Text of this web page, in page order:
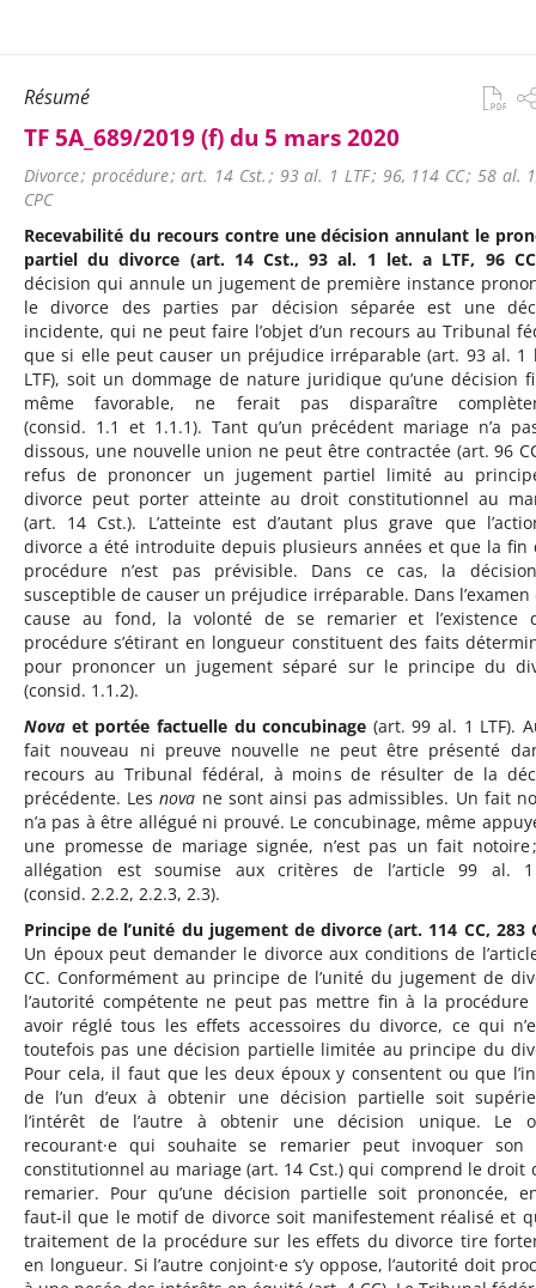
Résumé
TF 5A_689/2019 (f) du 5 mars 2020
Divorce ; procédure ; art. 14 Cst. ; 93 al. 1 LTF ; 96, 114 CC ; 58 al.
CPC
Recevabilité du recours contre une décision annulant le
partiel du divorce (art. 14 Cst., 93 al. 1 let. a LTF, 96
décision qui annule un jugement de première instance
le divorce des parties par décision séparée est une
incidente, qui ne peut faire l’objet d’un recours au Tribunal
que si elle peut causer un préjudice irréparable (art. 93 al. 1
LTF), soit un dommage de nature juridique qu’une décision
même favorable, ne ferait pas disparaître
(consid. 1.1 et 1.1.1). Tant qu’un précédent mariage n’a
dissous, une nouvelle union ne peut être contractée (art. 96
refus de prononcer un jugement partiel limité au
divorce peut porter atteinte au droit constitutionnel au
(art. 14 Cst.). L’atteinte est d’autant plus grave que
divorce a été introduite depuis plusieurs années et que la fin
procédure n’est pas prévisible. Dans ce cas, la
susceptible de causer un préjudice irréparable. Dans l’examen
cause au fond, la volonté de se remarier et l’existence
procédure s’étirant en longueur constituent des faits
pour prononcer un jugement séparé sur le principe du
(consid. 1.1.2).
Nova et portée factuelle du concubinage (art. 99 al. 1 LTF).
fait nouveau ni preuve nouvelle ne peut être présenté
recours au Tribunal fédéral, à moins de résulter de la
précédente. Lesnova ne sont ainsi pas admissibles. Un fait
n’a pas à être allégué ni prouvé. Le concubinage, même
une promesse de mariage signée, n’est pas un fait notoire
allégation est soumise aux critères de l’article 99 al. 1
(consid. 2.2.2, 2.2.3, 2.3).
Principe de l’unité du jugement de divorce (art. 114 CC, 283
Un époux peut demander le divorce aux conditions de
CC. Conformément au principe de l’unité du jugement de
l’autorité compétente ne peut pas mettre fin à la procédure
avoir réglé tous les effets accessoires du divorce, ce qui
toutefois pas une décision partielle limitée au principe du
Pour cela, il faut que les deux époux y consentent ou que
de l’un d’eux à obtenir une décision partielle soit
l’intérêt de l’autre à obtenir une décision unique. Le
recourant·e qui souhaite se remarier peut invoquer son
constitutionnel au mariage (art. 14 Cst.) qui comprend le droit
remarier. Pour qu’une décision partielle soit prononcée,
faut-il que le motif de divorce soit manifestement réalisé et
traitement de la procédure sur les effets du divorce tire
en longueur. Si l’autre conjoint·e s’y oppose, l’autorité doit